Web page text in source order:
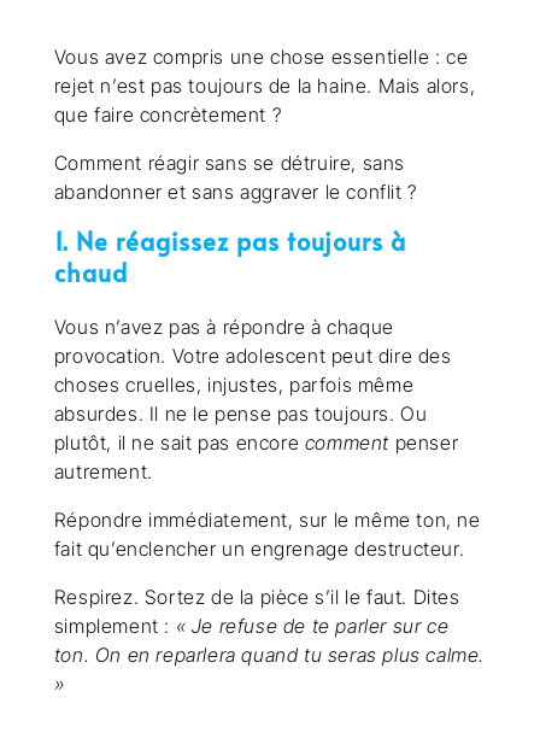
Vous avez compris une chose essentielle : ce
rejet n’est pas toujours de la haine. Mais alors,
que faire concrètement ?
Comment réagir sans se détruire, sans
abandonner et sans aggraver le conflit ?
1. Ne réagissez pas toujours à
chaud
Vous n’avez pas à répondre à chaque
provocation. Votre adolescent peut dire des
choses cruelles, injustes, parfois même
absurdes. Il ne le pense pas toujours. Ou
plutôt, il ne sait pas encore comment penser
autrement.
Répondre immédiatement, sur le même ton, ne
fait qu’enclencher un engrenage destructeur.
Respirez. Sortez de la pièce s’il le faut. Dites
simplement : « Je refuse de te parler sur ce
ton. On en reparlera quand tu seras plus calme.
»